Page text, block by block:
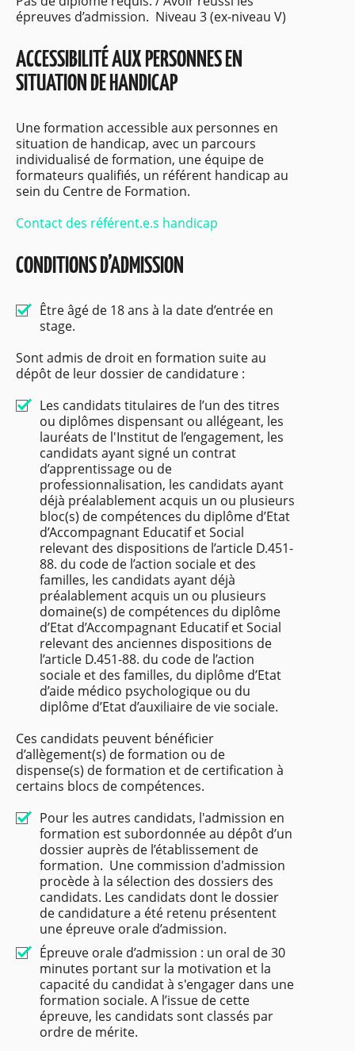
épreuves d’admission. Niveau 3 (ex-niveau V)
ACCESSIBILITÉ AUX PERSONNES EN
SITUATION DE HANDICAP
Une formation accessible aux personnes en
situation de handicap, avec un parcours
individualisé de formation, une équipe de
formateurs qualifiés, un référent handicap au
sein du Centre de Formation.
Contact des référent.e.s handicap
CONDITIONS D’ADMISSION
Être âgé de 18 ans à la date d’entrée en
stage.
Sont admis de droit en formation suite au
dépôt de leur dossier de candidature :
Les candidats titulaires de l’un des titres
ou diplômes dispensant ou allégeant, les
lauréats de l'Institut de l’engagement, les
candidats ayant signé un contrat
d’apprentissage ou de
professionnalisation, les candidats ayant
déjà préalablement acquis un ou plusieurs
bloc(s) de compétences du diplôme d’Etat
d’Accompagnant Educatif et Social
relevant des dispositions de l’article D.451-
88. du code de l’action sociale et des
familles, les candidats ayant déjà
préalablement acquis un ou plusieurs
domaine(s) de compétences du diplôme
d’Etat d’Accompagnant Educatif et Social
relevant des anciennes dispositions de
l’article D.451-88. du code de l’action
sociale et des familles, du diplôme d’Etat
d’aide médico psychologique ou du
diplôme d’Etat d’auxiliaire de vie sociale.
Ces candidats peuvent bénéficier
d’allègement(s) de formation ou de
dispense(s) de formation et de certification à
certains blocs de compétences.
Pour les autres candidats, l'admission en
formation est subordonnée au dépôt d’un
dossier auprès de l’établissement de
formation. Une commission d'admission
procède à la sélection des dossiers des
candidats. Les candidats dont le dossier
de candidature a été retenu présentent
une épreuve orale d’admission.
Épreuve orale d’admission : un oral de 30
minutes portant sur la motivation et la
capacité du candidat à s'engager dans une
formation sociale. A l’issue de cette
épreuve, les candidats sont classés par
ordre de mérite.